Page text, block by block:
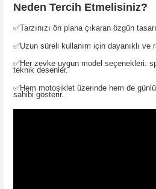
Neden Tercih Etmelisiniz?
✅Tarzınızı ön plana çıkaran özgün
✅Uzun süreli kullanım için dayanıklı ve
✅Her zevke uygun model seçenekleri:
teknik desenler.
✅Hem motosiklet üzerinde hem de
sahibi gösterir.